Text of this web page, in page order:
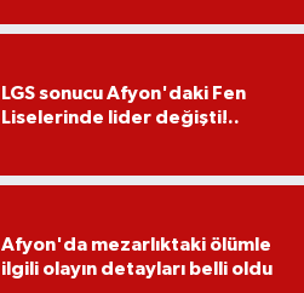
LGS sonucu Afyon'daki Fen
Liselerinde lider değişti!..
Afyon'da mezarlıktaki ölümle
ilgili olayın detayları belli oldu